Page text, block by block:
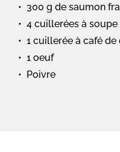
300 g de saumon
4 cuillerées à
1 cuillerée à café
1 oeuf
Poivre